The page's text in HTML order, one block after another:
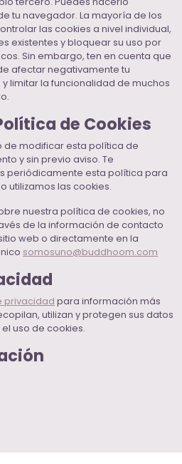
tu navegador. La mayoría de los
las cookies a nivel individual,
existentes y bloquear su uso por
Sin embargo, ten en cuenta que
afectar negativamente tu
limitar la funcionalidad de muchos
de Cookies
de modificar esta política de
y sin previo aviso. Te
periódicamente esta política para
utilizamos las cookies.
nuestra política de cookies, no
de la información de contacto
web o directamente en la
somosuno@buddhoom.com
privacidad para información más
utilizan y protegen sus datos
uso de cookies.